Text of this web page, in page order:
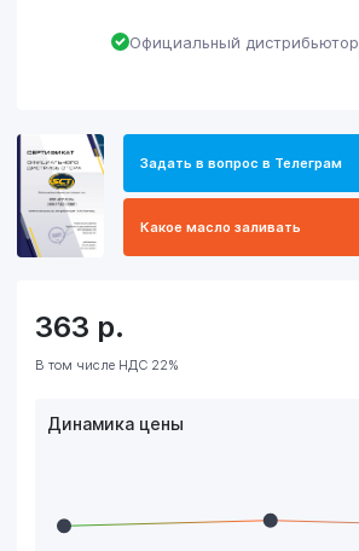
Официальный дистрибьютор
Задать в вопрос в Телеграм
Какое масло заливать
363 р.
В том числе НДС 22%
Динамика цены